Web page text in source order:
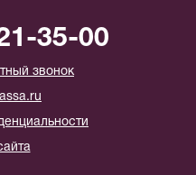
35-00
звонок